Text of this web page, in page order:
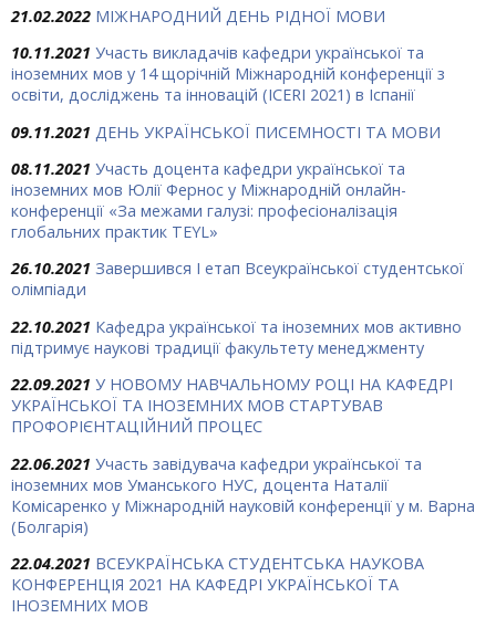
21.02.2022 МІЖНАРОДНИЙ ДЕНЬ РІДНОЇ МОВИ
10.11.2021 Участь викладачів кафедри української та
іноземних мов у 14 щорічній Міжнародній конференції з
освіти, досліджень та інновацій (ICERI 2021) в Іспанії
09.11.2021 ДЕНЬ УКРАЇНСЬКОЇ ПИСЕМНОСТІ ТА МОВИ
08.11.2021 Участь доцента кафедри української та
іноземних мов Юлії Фернос у Міжнародній онлайн-
конференції «За межами галузі: професіоналізація
глобальних практик TEYL»
26.10.2021 Завершився І етап Всеукраїнської студентської
олімпіади
22.10.2021 Кафедра української та іноземних мов активно
підтримує наукові традиції факультету менеджменту
22.09.2021 У НОВОМУ НАВЧАЛЬНОМУ РОЦІ НА КАФЕДРІ
УКРАЇНСЬКОЇ ТА ІНОЗЕМНИХ МОВ СТАРТУВАВ
ПРОФОРІЄНТАЦІЙНИЙ ПРОЦЕС
22.06.2021 Участь завідувача кафедри української та
іноземних мов Уманського НУС, доцента Наталії
Комісаренко у Міжнародній науковій конференції у м. Варна
(Болгарія)
22.04.2021 ВСЕУКРАЇНСЬКА СТУДЕНТСЬКА НАУКОВА
КОНФЕРЕНЦІЯ 2021 НА КАФЕДРІ УКРАЇНСЬКОЇ ТА
ІНОЗЕМНИХ МОВ